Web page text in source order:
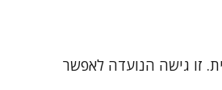
זו גישה הנועדה לאפשר